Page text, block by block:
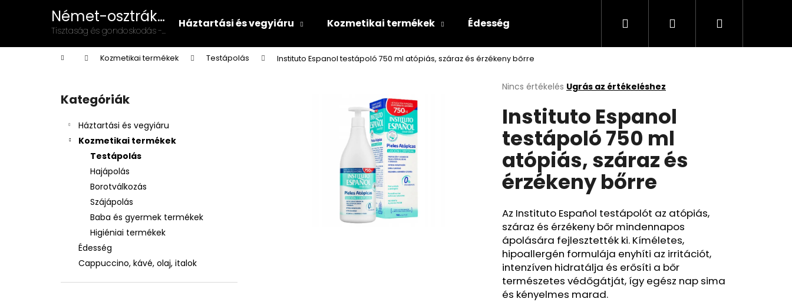
Német-osztrák
vegyiáru és
illatszer
Tisztaság és gondoskodás -
német-osztrák minőség a
mindennapokban!
Háztartási és vegyiáru Kozmetikai termékek Édesség Cappuccino, kávé, olaj, italok Üzleti feltételek
KeresésBejelentkezés
Kosár
KezdőlapKozmetikai termékek Testápolás Instituto Espanol testápoló 750 ml atópiás, száraz és érzékeny bőrre
Kategóriák
átugrása
Kategóriák
Háztartási és vegyiáru
Kozmetikai termékek
Testápolás
Hajápolás
Borotválkozás
Szájápolás
Baba és gyermek termékek
Higiéniai termékek
Édesség
Cappuccino, kávé, olaj, italok
A
átlagos
értékelése
5-
ből
0,0
csillag.
Nincs értékelés Ugrás az értékeléshez
Instituto Espanol
testápoló 750 ml
atópiás, száraz és
érzékeny bőrre
Az Instituto Español testápolót az atópiás,
száraz és érzékeny bőr mindennapos
ápolására fejlesztették ki. Kíméletes,
hipoallergén formulája enyhíti az irritációt,
intenzíven hidratálja és erősíti a bőr
természetes védőgátját, így egész nap sima
és kényelmes marad.
á
Vissza
a boltba
Vissza
a boltba
Mit keres?